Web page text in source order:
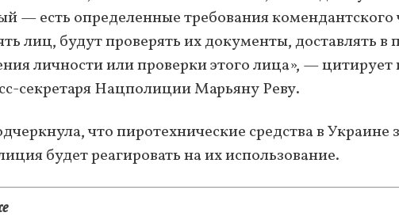
— есть определенные требования комендантского
лиц, будут проверять их документы, доставлять
личности или проверки этого лица», — цитирует
секретаря Нацполиции Марьяну Реву.
что пиротехнические средства в
будет реагировать на их использование.